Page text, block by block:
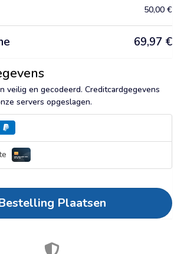
50,00 €
69,97 €
veilig en gecodeerd. Creditcardgegevens
servers opgeslagen.
Plaatsen